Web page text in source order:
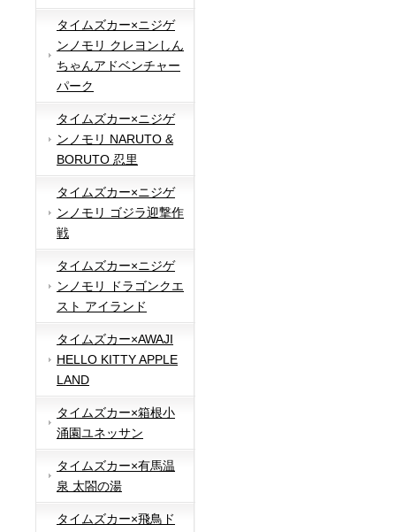
タイムズカー×ニジゲ
ンノモリ クレヨンしん
ちゃんアドベンチャー
パーク
タイムズカー×ニジゲ
ンノモリ NARUTO &
BORUTO 忍里
タイムズカー×ニジゲ
ンノモリ ゴジラ迎撃作
戦
タイムズカー×ニジゲ
ンノモリ ドラゴンクエ
スト アイランド
タイムズカー×AWAJI
HELLO KITTY APPLE
LAND
タイムズカー×箱根小
涌園ユネッサン
タイムズカー×有馬温
泉 太閤の湯
タイムズカー×飛鳥ド